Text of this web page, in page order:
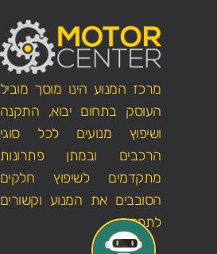
מרכז המנוע הינו מוסך מוביל
העוסק בתחום יבוא, התקנה
ושיפוץ מנועים לכל סוגי
הרכבים ובמתן פתרונות
מתקדמים לשיפוץ חלקים
הסובבים את המנוע וקשורים
לתפקודו.